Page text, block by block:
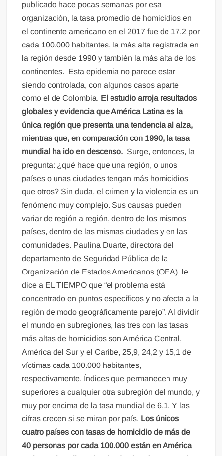
publicado hace pocas semanas por esa
organización, la tasa promedio de homicidios en
el continente americano en el 2017 fue de 17,2 por
cada 100.000 habitantes, la más alta registrada en
la región desde 1990 y también la más alta de los
continentes. Esta epidemia no parece estar
siendo controlada, con algunos casos aparte
como el de Colombia. El estudio arroja resultados
globales y evidencia que América Latina es la
única región que presenta una tendencia al alza,
mientras que, en comparación con 1990, la tasa
mundial ha ido en descenso. Surge, entonces, la
pregunta: ¿qué hace que una región, o unos
países o unas ciudades tengan más homicidios
que otros? Sin duda, el crimen y la violencia es un
fenómeno muy complejo. Sus causas pueden
variar de región a región, dentro de los mismos
países, dentro de las mismas ciudades y en las
comunidades. Paulina Duarte, directora del
departamento de Seguridad Pública de la
Organización de Estados Americanos (OEA), le
dice a EL TIEMPO que “el problema está
concentrado en puntos específicos y no afecta a la
región de modo geográficamente parejo”. Al dividir
el mundo en subregiones, las tres con las tasas
más altas de homicidios son América Central,
América del Sur y el Caribe, 25,9, 24,2 y 15,1 de
víctimas cada 100.000 habitantes,
respectivamente. Índices que permanecen muy
superiores a cualquier otra subregión del mundo, y
muy por encima de la tasa mundial de 6,1. Y las
cifras crecen si se miran por país. Los únicos
cuatro países con tasas de homicidio de más de
40 personas por cada 100.000 están en América